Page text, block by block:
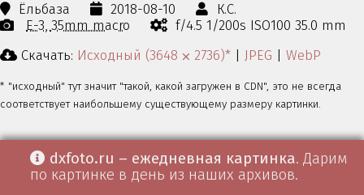
Ёльбаза 2018-08-10
К.С.
E-3 35mm macro
f/4.5 1/200s ISO100 35.0 mm
Скачать: Исходный (3648 ⨉ 2736)* | JPEG | WebP
* "исходный" тут значит "такой, какой загружен в CDN", это не всегда
соответствует наибольшему существующему размеру картинки.
dxfoto.ru – ежедневная картинка. Дарим
по картинке в день из наших архивов.